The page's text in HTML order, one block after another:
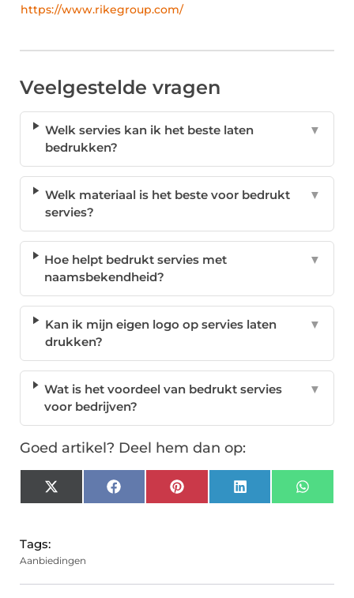
https://www.rikegroup.com/
Veelgestelde vragen
Welk servies kan ik het beste laten
bedrukken?
▼
Welk materiaal is het beste voor bedrukt
servies?
▼
Hoe helpt bedrukt servies met
naamsbekendheid?
▼
Kan ik mijn eigen logo op servies laten
drukken?
▼
Wat is het voordeel van bedrukt servies
voor bedrijven?
▼
Goed artikel? Deel hem dan op:
X
(Twitter)
FacebookPinterest LinkedIn
Tags:
Aanbiedingen